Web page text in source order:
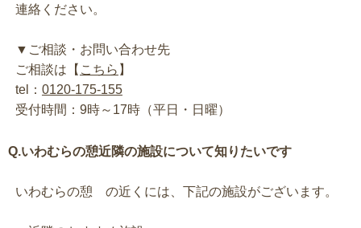
連絡ください。
▼ご相談・お問い合わせ先
ご相談は【 こちら 】
tel： 0120-175-155
受付時間：9時～17時（平日・日曜）
Q.いわむらの憩近隣の施設について知りたいです
いわむらの憩 の近くには、下記の施設がございます。